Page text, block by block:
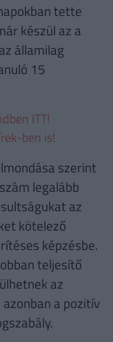
tette
készül az a
államilag
15
ITT!
ben is!
szerint
legalább
az
kötelező
képzésbe.
teljesítő
az
a pozitív